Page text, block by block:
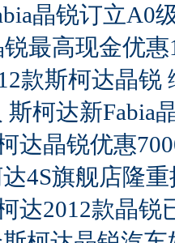
晶锐订立A0
锐最高现金优
款斯柯达晶锐
斯柯达新Fabia
达晶锐优惠
4S旗舰店隆
达2012款晶锐